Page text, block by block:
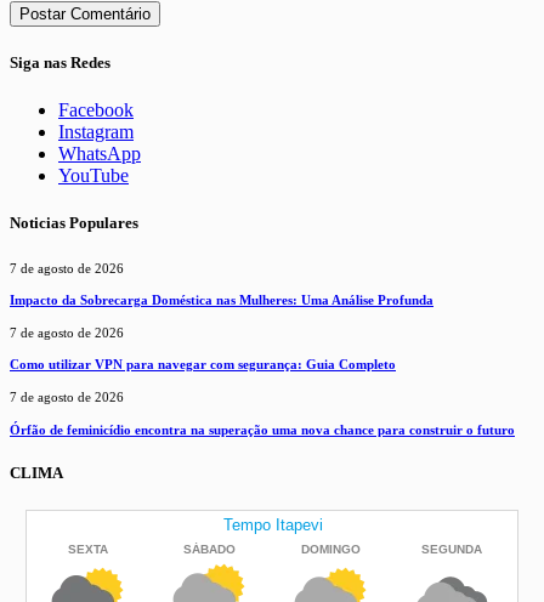
Siga nas Redes
Facebook
Instagram
WhatsApp
YouTube
Noticias Populares
7 de agosto de 2026
Impacto da Sobrecarga Doméstica nas Mulheres: Uma Análise Profunda
7 de agosto de 2026
Como utilizar VPN para navegar com segurança: Guia Completo
7 de agosto de 2026
Órfão de feminicídio encontra na superação uma nova chance para construir o futuro
CLIMA